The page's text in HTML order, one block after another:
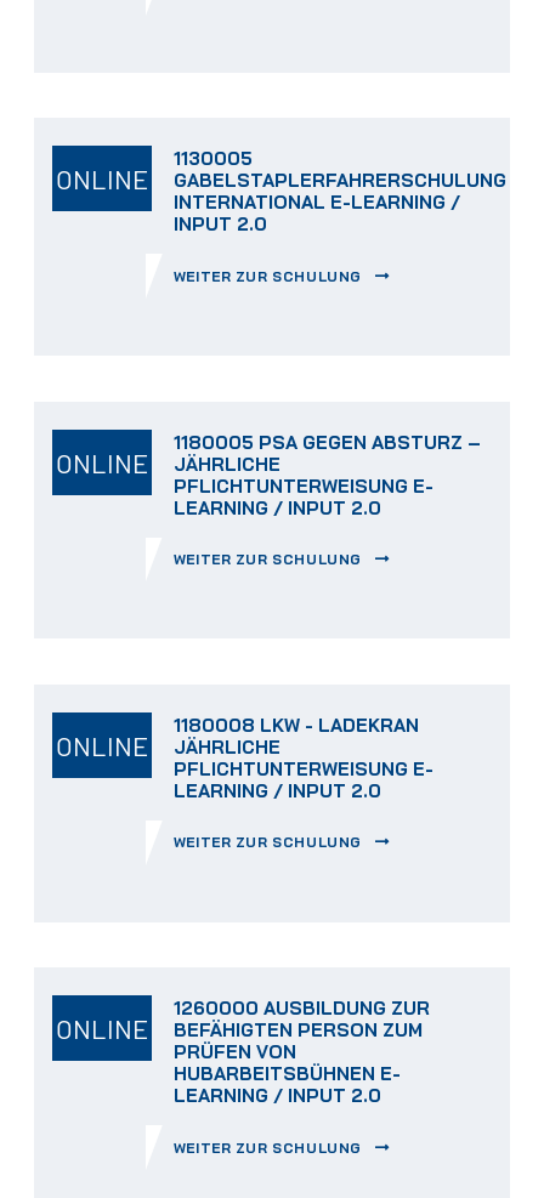
ONLINE
1130005
GABELSTAPLERFAHRERSCHULUNG
INTERNATIONAL E-LEARNING /
INPUT 2.0
WEITER ZUR SCHULUNG
ONLINE
1180005 PSA GEGEN ABSTURZ –
JÄHRLICHE
PFLICHTUNTERWEISUNG E-
LEARNING / INPUT 2.0
WEITER ZUR SCHULUNG
ONLINE
1180008 LKW - LADEKRAN
JÄHRLICHE
PFLICHTUNTERWEISUNG E-
LEARNING / INPUT 2.0
WEITER ZUR SCHULUNG
ONLINE
1260000 AUSBILDUNG ZUR
BEFÄHIGTEN PERSON ZUM
PRÜFEN VON
HUBARBEITSBÜHNEN E-
LEARNING / INPUT 2.0
WEITER ZUR SCHULUNG